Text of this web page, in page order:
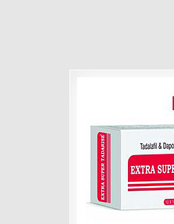
雙
東
藍
與
永
續
旅
遊
二
遊
程